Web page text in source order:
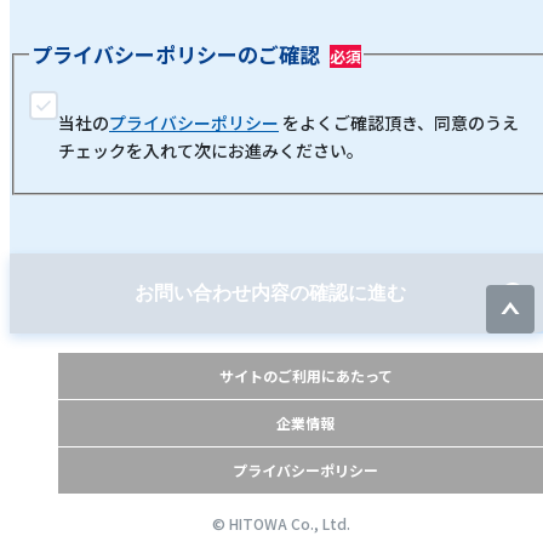
プライバシーポリシーのご確認
当社のプライバシーポリシー をよくご確認頂き、同意のうえ
チェックを入れて次にお進みください。
お問い合わせ内容の確認に進む
サイトのご利用にあたって
企業情報
プライバシーポリシー
© HITOWA Co., Ltd.